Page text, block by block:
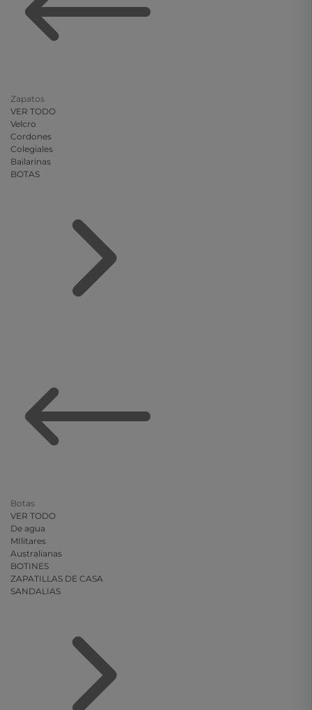
Zapatos
VER TODO
Velcro
Cordones
Colegiales
Bailarinas
BOTAS
Botas
VER TODO
De agua
MIlitares
Australianas
BOTINES
ZAPATILLAS DE CASA
SANDALIAS